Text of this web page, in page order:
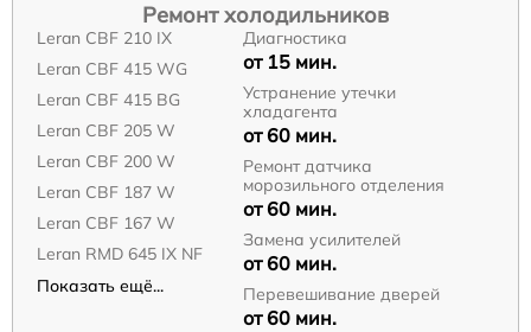
Ремонт холодильников
Leran CBF 210 IX
Leran CBF 415 WG
Leran CBF 415 BG
Leran CBF 205 W
Leran CBF 200 W
Leran CBF 187 W
Leran CBF 167 W
Leran RMD 645 IX NF
Показать ещё...
Диагностика
от 15 мин.
Устранение утечки
хладагента
от 60 мин.
Ремонт датчика
морозильного отделения
от 60 мин.
Замена усилителей
от 60 мин.
Перевешивание дверей
от 60 мин.